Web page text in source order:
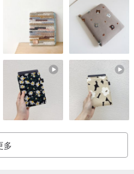
右送达。
服务。
误差。
钩扣，而非仅指缎带或蕾丝的长
多